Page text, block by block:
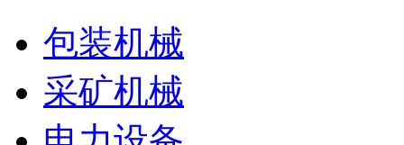
包装机械
采矿机械